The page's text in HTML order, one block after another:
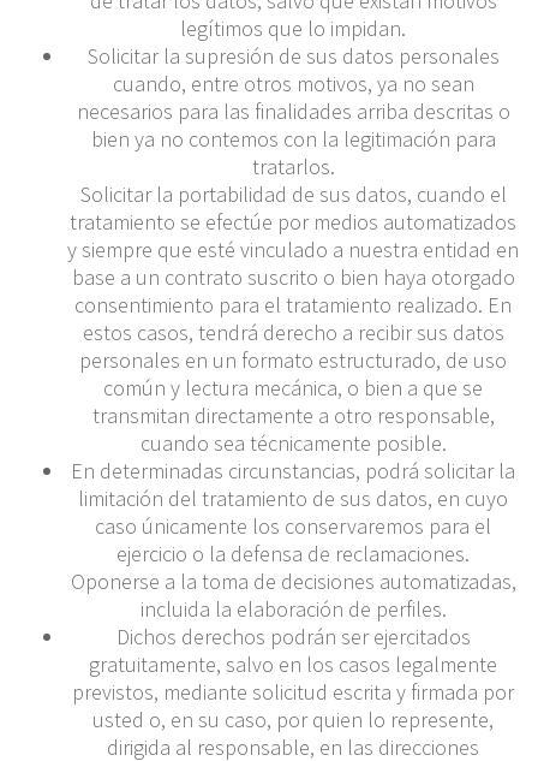
legítimos que lo impidan.
Solicitar la supresión de sus datos personales
cuando, entre otros motivos, ya no sean
necesarios para las finalidades arriba descritas o
bien ya no contemos con la legitimación para
tratarlos.
Solicitar la portabilidad de sus datos, cuando el
tratamiento se efectúe por medios automatizados
y siempre que esté vinculado a nuestra entidad en
base a un contrato suscrito o bien haya otorgado
consentimiento para el tratamiento realizado. En
estos casos, tendrá derecho a recibir sus datos
personales en un formato estructurado, de uso
común y lectura mecánica, o bien a que se
transmitan directamente a otro responsable,
cuando sea técnicamente posible.
En determinadas circunstancias, podrá solicitar la
limitación del tratamiento de sus datos, en cuyo
caso únicamente los conservaremos para el
ejercicio o la defensa de reclamaciones.
Oponerse a la toma de decisiones automatizadas,
incluida la elaboración de perfiles.
Dichos derechos podrán ser ejercitados
gratuitamente, salvo en los casos legalmente
previstos, mediante solicitud escrita y firmada por
usted o, en su caso, por quien lo represente,
dirigida al responsable, en las direcciones